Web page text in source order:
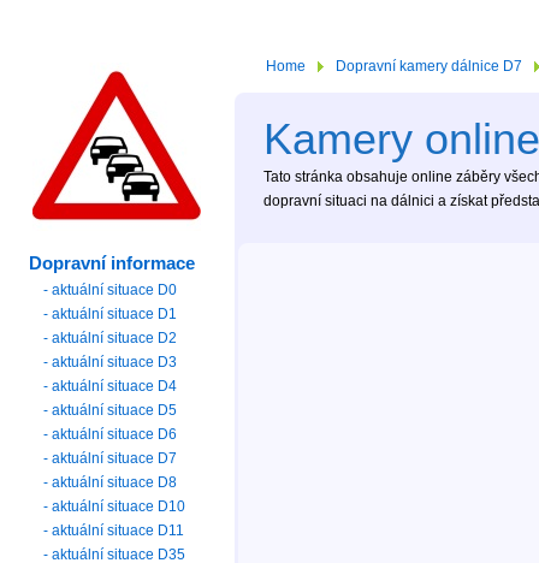
Home Dopravní kamery dálnice D7
Kamery
Tato stránka obsahuje online záběry
dopravní situaci na dálnici a získat
Dopravní informace
- aktuální situace D0
- aktuální situace D1
- aktuální situace D2
- aktuální situace D3
- aktuální situace D4
- aktuální situace D5
- aktuální situace D6
- aktuální situace D7
- aktuální situace D8
- aktuální situace D10
- aktuální situace D11
- aktuální situace D35